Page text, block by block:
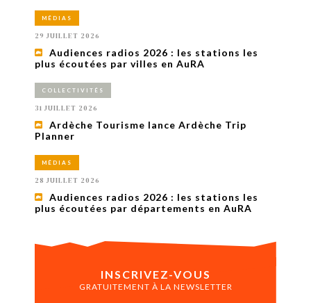
MÉDIAS
29 JUILLET 2026
Audiences radios 2026 : les stations les
plus écoutées par villes en AuRA
COLLECTIVITÉS
31 JUILLET 2026
Ardèche Tourisme lance Ardèche Trip
Planner
MÉDIAS
28 JUILLET 2026
Audiences radios 2026 : les stations les
plus écoutées par départements en AuRA
INSCRIVEZ-VOUS
GRATUITEMENT À LA NEWSLETTER